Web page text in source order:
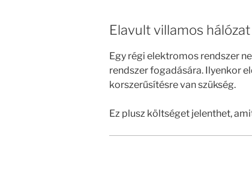
Elavult villamos hálózat
Egy régi elektromos rendszer
rendszer fogadására. Ilyenkor
korszerűsítésre van szükség.
Ez plusz költséget jelenthet,